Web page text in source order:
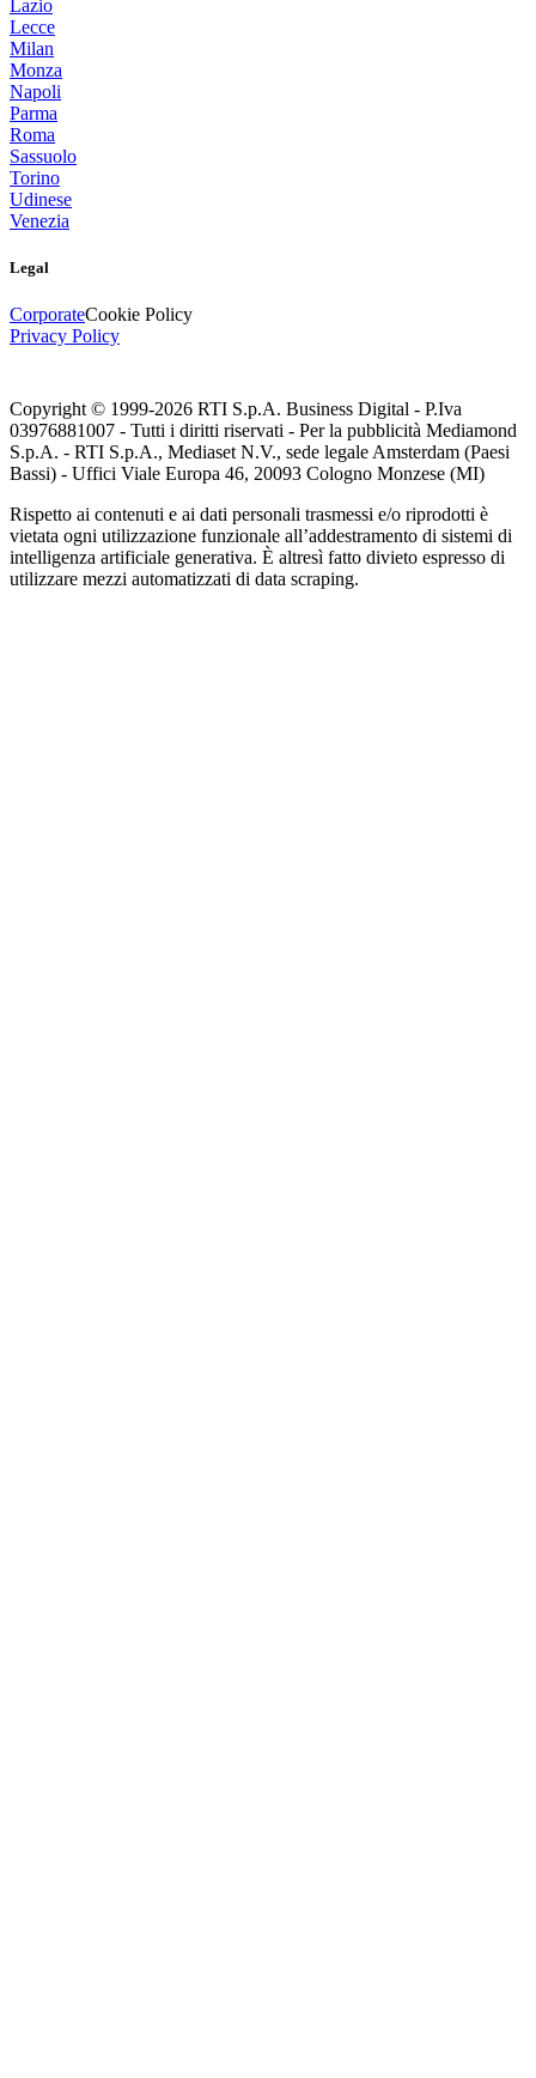
Lazio
Lecce
Milan
Monza
Napoli
Parma
Roma
Sassuolo
Torino
Udinese
Venezia
Legal
CorporateCookie Policy
Privacy Policy
Copyright © 1999-2026 RTI S.p.A. Business Digital - P.Iva
03976881007 - Tutti i diritti riservati - Per la pubblicità Mediamond
S.p.A. - RTI S.p.A., Mediaset N.V., sede legale Amsterdam (Paesi
Bassi) - Uffici Viale Europa 46, 20093 Cologno Monzese (MI)
Rispetto ai contenuti e ai dati personali trasmessi e/o riprodotti è
vietata ogni utilizzazione funzionale all’addestramento di sistemi di
intelligenza artificiale generativa. È altresì fatto divieto espresso di
utilizzare mezzi automatizzati di data scraping.